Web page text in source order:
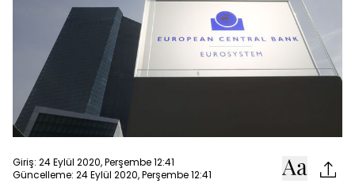
Giriş: 24 Eylül 2020, Perşembe 12:41
Güncelleme: 24 Eylül 2020, Perşembe 12:41